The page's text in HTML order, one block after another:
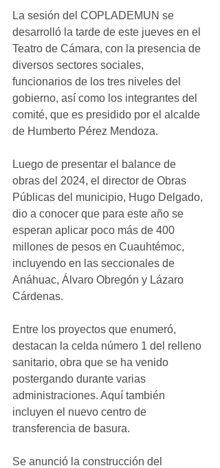
La sesión del COPLADEMUN se
desarrolló la tarde de este jueves en el
Teatro de Cámara, con la presencia de
diversos sectores sociales,
funcionarios de los tres niveles del
gobierno, así como los integrantes del
comité, que es presidido por el alcalde
de Humberto Pérez Mendoza.
Luego de presentar el balance de
obras del 2024, el director de Obras
Públicas del municipio, Hugo Delgado,
dio a conocer que para este año se
esperan aplicar poco más de 400
millones de pesos en Cuauhtémoc,
incluyendo en las seccionales de
Anáhuac, Álvaro Obregón y Lázaro
Cárdenas.
Entre los proyectos que enumeró,
destacan la celda número 1 del relleno
sanitario, obra que se ha venido
postergando durante varias
administraciones. Aquí también
incluyen el nuevo centro de
transferencia de basura.
Se anunció la construcción del